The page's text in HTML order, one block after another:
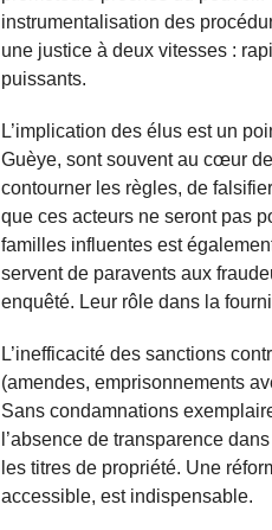
instrumentalisation des
une justice à deux vitesses :
puissants.
L’implication des élus est un
Guèye, sont souvent au cœur
contourner les règles, de
que ces acteurs ne seront pas
familles influentes est
servent de paravents aux
enquêté. Leur rôle dans la
L’inefficacité des sanctions
(amendes, emprisonnements
Sans condamnations
l’absence de transparence
les titres de propriété. Une
accessible, est indispensable.